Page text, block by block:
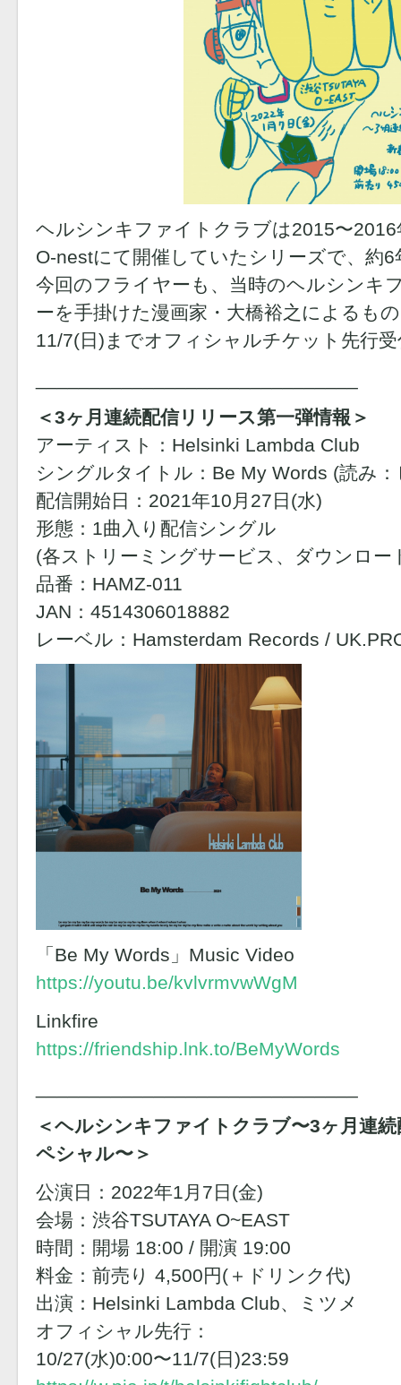
ヘルシンキファイトクラブは2015〜2016
O-nestにて開催していたシリーズで、約
今回のフライヤーも、当時のヘルシンキ
ーを手掛けた漫画家・大橋裕之によるも
11/7(日)までオフィシャルチケット先行受
＜3ヶ月連続配信リリース第一弾情報＞
アーティスト：Helsinki Lambda Club
シングルタイトル：Be My Words (読み
配信開始日：2021年10月27日(水)
形態：1曲入り配信シングル
(各ストリーミングサービス、ダウンロー
品番：HAMZ-011
JAN：4514306018882
レーベル：Hamsterdam Records /
「Be My Words」Music Video
https://youtu.be/kvlvrmvwWgM
Linkfire
https://friendship.lnk.to/BeMyWords
＜ヘルシンキファイトクラブ〜3ヶ月連
ペシャル〜＞
公演日：2022年1月7日(金)
会場：渋谷TSUTAYA O~EAST
時間：開場 18:00 / 開演 19:00
料金：前売り 4,500円(＋ドリンク代)
出演：Helsinki Lambda Club、ミツメ
オフィシャル先行：
10/27(水)0:00〜11/7(日)23:59